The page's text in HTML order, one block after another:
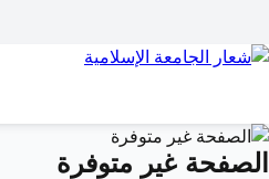
الصفحة غير متوفرة